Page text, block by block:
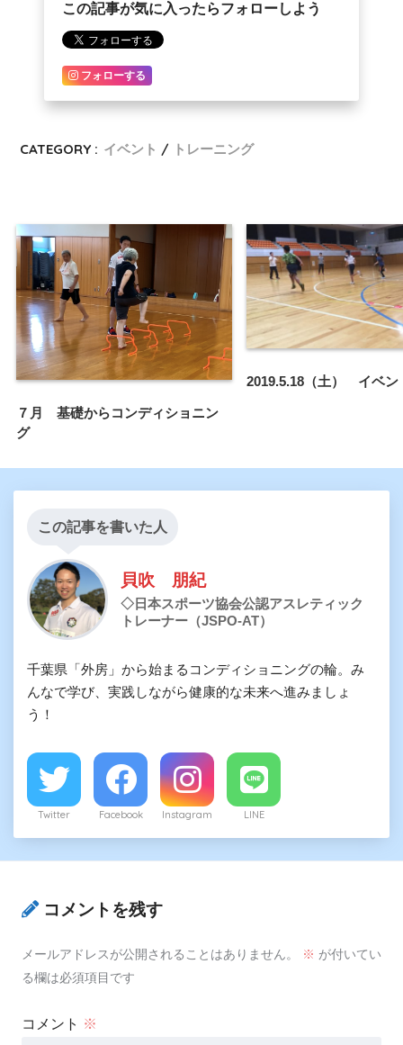
この記事が気に入ったらフォローしよう
フォローする
CATEGORY : イベント トレーニング
７月 基礎からコンディショニン
グ
2019.5.18（土） イベン
この記事を書いた人
貝吹 朋紀
◇日本スポーツ協会公認アスレティック
トレーナー（JSPO-AT）
千葉県「外房」から始まるコンディショニングの輪。み
んなで学び、実践しながら健康的な未来へ進みましょ
う！
Twitter Facebook Instagram LINE
コメントを残す
メールアドレスが公開されることはありません。 ※ が付いてい
る欄は必須項目です
コメント ※